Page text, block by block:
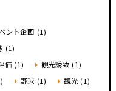
す
タビュー
ント企画 (1)
(1)
価 (1)
観光誘致 (1)
野球 (1)
観光 (1)